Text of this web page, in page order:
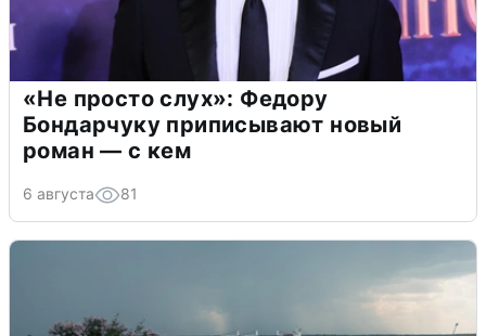
«Не просто слух»: Федору
Бондарчуку приписывают новый
роман — с кем
6 августа 81